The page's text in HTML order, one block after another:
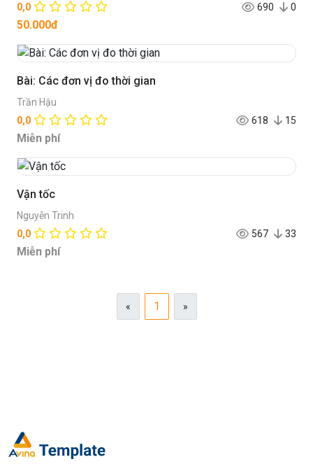
0,0
690 0
50.000đ
Bài: Các đơn vị đo thời gian
Trần Hậu
0,0
618 15
Miễn phí
Vận tốc
Nguyễn Trinh
0,0
567 33
Miễn phí
« 1 »